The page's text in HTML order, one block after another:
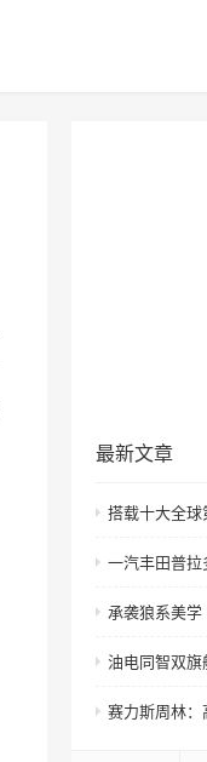
最新文章
搭载十大全
赛力斯周林